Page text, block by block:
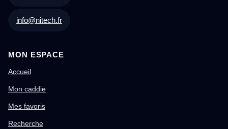
info@nitech.fr
MON ESPACE
Accueil
Mon caddie
Mes favoris
Recherche